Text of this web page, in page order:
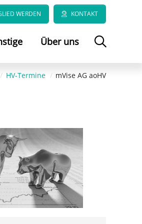
WERDEN KONTAKT
Über uns
HV-Termine mVise AG aoHV